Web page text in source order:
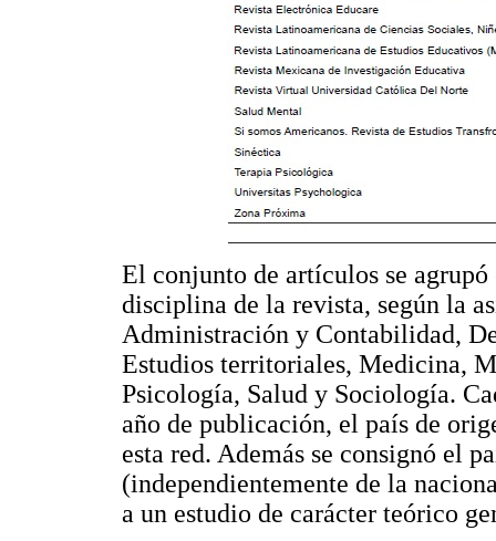
El conjunto de artículos se
disciplina de la revista, según la
Administración y Contabilidad,
Estudios territoriales, Medicina,
Psicología, Salud y Sociología.
año de publicación, el país de
esta red. Además se consignó el
(independientemente de la
a un estudio de carácter teórico